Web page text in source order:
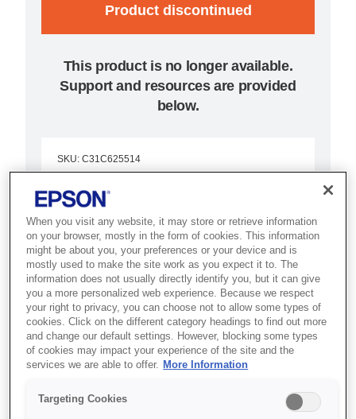
Product discontinued
This product is no longer available.
Support and resources are provided
below.
SKU: C31C625514
TM-H6000III (514):
Parallel, w/o PS, EDG
Best for banking and retail
counters that need receipt, slip,
validation and cheque processing
in one device.
Ultra fast thermal receipts
Single insertion cheque printing
When you visit any website, it may store or retrieve information
on your browser, mostly in the form of cookies. This information
might be about you, your preferences or your device and is
mostly used to make the site work as you expect it to. The
information does not usually directly identify you, but it can give
you a more personalized web experience. Because we respect
your right to privacy, you can choose not to allow some types of
cookies. Click on the different category headings to find out more
and change our default settings. However, blocking some types
of cookies may impact your experience of the site and the
services we are able to offer. More Information
Targeting Cookies